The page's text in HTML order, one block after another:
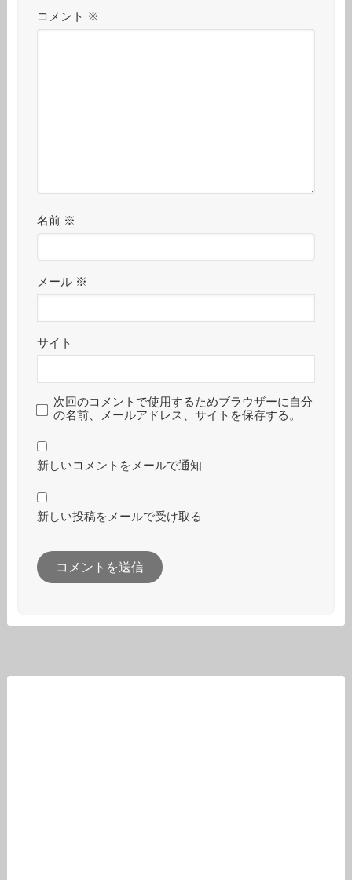
コメント ※
名前 ※
メール ※
サイト
次回のコメントで使用するためブラウザーに自分
の名前、メールアドレス、サイトを保存する。
新しいコメントをメールで通知
新しい投稿をメールで受け取る